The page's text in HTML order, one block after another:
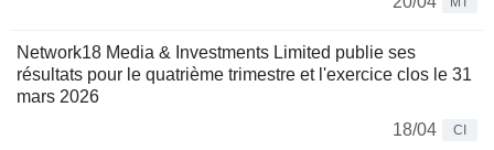
Network18 Media & Investments Limited publie ses
résultats pour le quatrième trimestre et l'exercice clos le 31
mars 2026
18/04
CI